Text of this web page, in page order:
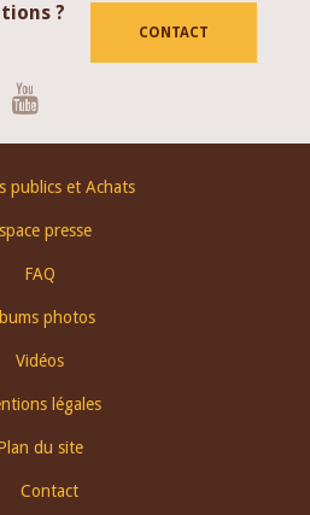
?
CONTACT
publics et Achats
presse
FAQ
photos
Vidéos
légales
du site
Contact